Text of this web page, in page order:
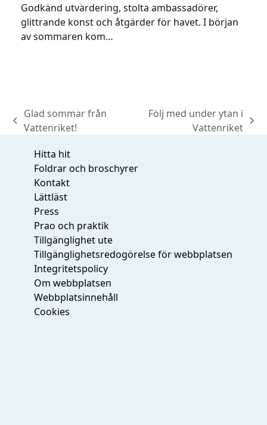
Godkänd utvärdering, stolta ambassadörer,
glittrande konst och åtgärder för havet. I början
av sommaren kom…
previous
Glad sommar från
Vattenriket!
Följ med under ytan i
Vattenriket
Hitta hit
Foldrar och broschyrer
Kontakt
Lättläst
Press
Prao och praktik
Tillgänglighet ute
Tillgänglighetsredogörelse för webbplatsen
Integritetspolicy
Om webbplatsen
Webbplatsinnehåll
Cookies